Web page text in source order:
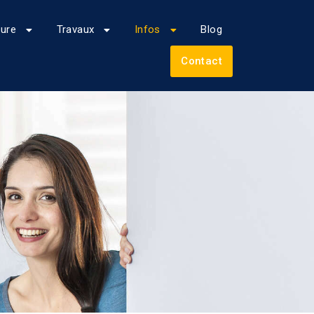
Travaux Infos Blog
Contact